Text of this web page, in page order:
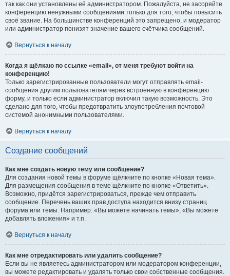
так как они установлены её администратором. Пожалуйста, не засоряйте
конференцию ненужными сообщениями только для того, чтобы повысить
своё звание. На большинстве конференций это запрещено, и модератор
или администратор понизят значение вашего счётчика сообщений.
Вернуться к началу
Когда я щёлкаю по ссылке «email», от меня требуют войти на
конференцию!
Только зарегистрированные пользователи могут отправлять email-
сообщения другим пользователям через встроенную в конференцию
форму, и только если администратор включил такую возможность. Это
сделано для того, чтобы предотвратить злоупотребления почтовой
системой анонимными пользователями.
Вернуться к началу
Создание сообщений
Как мне создать новую тему или сообщение?
Для создания новой темы в форуме щёлкните по кнопке «Новая тема».
Для размещения сообщения в теме щёлкните по кнопке «Ответить».
Возможно, придётся зарегистрироваться, прежде чем отправить
сообщение. Перечень ваших прав доступа находится внизу страниц
форума или темы. Например: «Вы можете начинать темы», «Вы можете
добавлять вложения» и т.п.
Вернуться к началу
Как мне отредактировать или удалить сообщение?
Если вы не являетесь администратором или модератором конференции,
вы можете редактировать и удалять только свои собственные сообщения.